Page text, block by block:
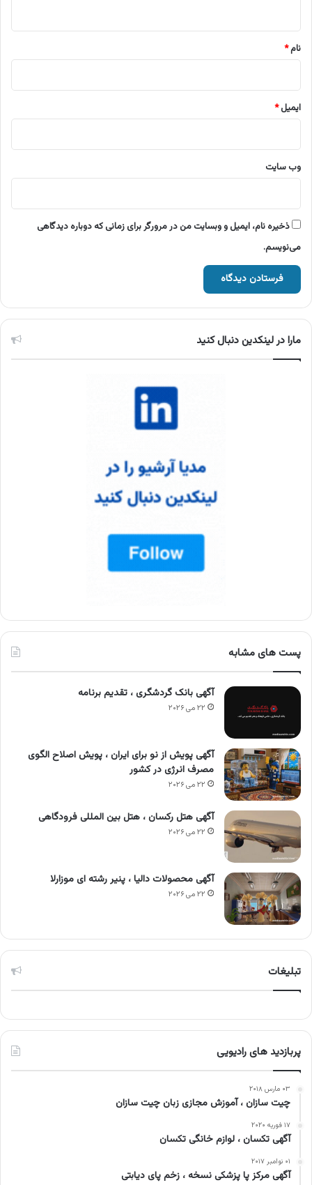
نام*
ایمیل*
وب‌ سایت
ذخیره نام، ایمیل و وبسایت من در مرورگر برای زمانی که دوباره دیدگاهی
می‌نویسم.
مارا در لینکدین دنبال کنید
پست های مشابه
آگهی بانک گردشگری ، تقدیم برنامه
۲۲ می ۲۰۲۶
آگهی پویش از نو برای ایران ، پویش اصلاح الگوی
مصرف انرژی در کشور
۲۲ می ۲۰۲۶
آگهی هتل رکسان ، هتل بین المللی فرودگاهی
۲۲ می ۲۰۲۶
آگهی محصولات دالیا ، پنیر رشته ای موزارلا
۲۲ می ۲۰۲۶
تبلیغات
پربازدید های رادیویی
۰۳ مارس ۲۰۱۸
چیت سازان ، آموزش مجازی زبان چیت سازان
۱۷ فوریه ۲۰۲۰
آگهی تکسان ، لوازم خانگی تکسان
۰۱ نوامبر ۲۰۱۷
آگهی مرکز پا پزشکی نسخه ، زخم پای دیابتی